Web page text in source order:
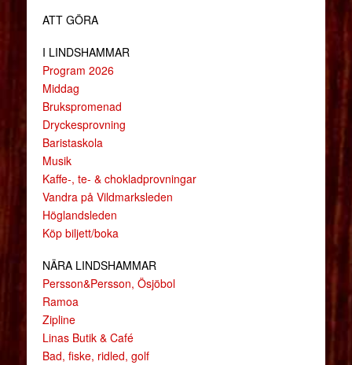
ATT GÖRA
I LINDSHAMMAR
Program 2026
Middag
Brukspromenad
Dryckesprovning
Baristaskola
Musik
Kaffe-, te- & chokladprovningar
Vandra på Vildmarksleden
Höglandsleden
Köp biljett/boka
NÄRA LINDSHAMMAR
Persson&Persson, Ösjöbol
Ramoa
Zipline
Linas Butik & Café
Bad, fiske, ridled, golf